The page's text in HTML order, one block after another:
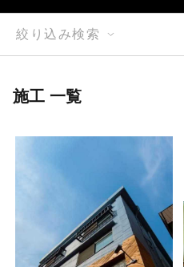
絞り込み検索
施工 一覧